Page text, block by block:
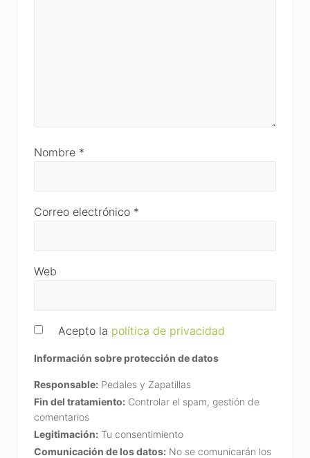
Nombre *
Correo electrónico *
Web
Acepto la política de privacidad
Información sobre protección de datos
Responsable: Pedales y Zapatillas
Fin del tratamiento: Controlar el spam, gestión de
comentarios
Legitimación: Tu consentimiento
Comunicación de los datos: No se comunicarán los